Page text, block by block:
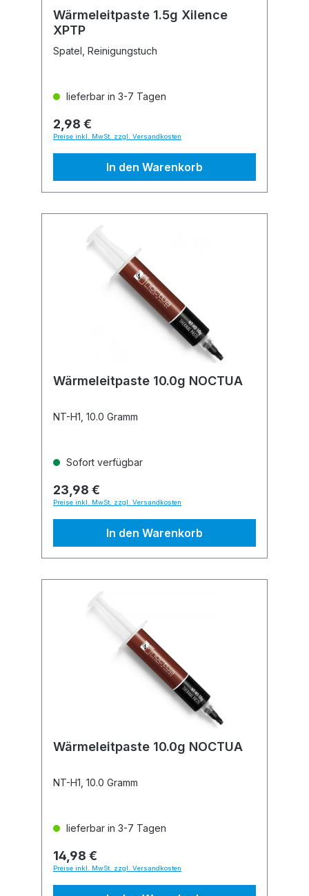
Wärmeleitpaste 1.5g Xilence
XPTP
Spatel, Reinigungstuch
lieferbar in 3-7 Tagen
2,98 €
Preise inkl. MwSt. zzgl. Versandkosten
In den Warenkorb
Wärmeleitpaste 10.0g NOCTUA
NT-H1, 10.0 Gramm
Sofort verfügbar
23,98 €
Preise inkl. MwSt. zzgl. Versandkosten
In den Warenkorb
Wärmeleitpaste 10.0g NOCTUA
NT-H1, 10.0 Gramm
lieferbar in 3-7 Tagen
14,98 €
Preise inkl. MwSt. zzgl. Versandkosten